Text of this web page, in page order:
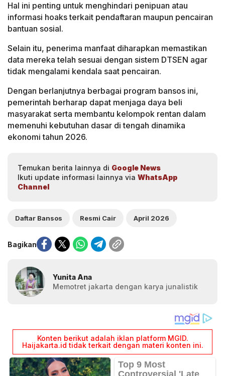
Hal ini penting untuk menghindari penipuan atau
informasi hoaks terkait pendaftaran maupun pencairan
bantuan sosial.
Selain itu, penerima manfaat diharapkan memastikan
data mereka telah sesuai dengan sistem DTSEN agar
tidak mengalami kendala saat pencairan.
Dengan berlanjutnya berbagai program bansos ini,
pemerintah berharap dapat menjaga daya beli
masyarakat serta membantu kelompok rentan dalam
memenuhi kebutuhan dasar di tengah dinamika
ekonomi tahun 2026.
Temukan berita lainnya di Google News
Ikuti update informasi lainnya via WhatsApp
Channel
Daftar Bansos Resmi Cair April 2026
Bagikan
Yunita Ana
Memotret jakarta dengan karya junalistik